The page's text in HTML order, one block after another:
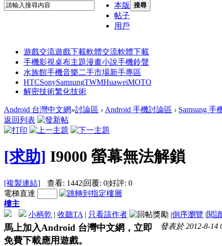
本版
帖子
用戶
搜尋
遊戲交流遊戲下載軟體交流軟體下載
手機影視桌布主題漫畫小說手機鈴聲
水族館手機音樂二手市場新手專區
HTCSonySamsungTWMHuaweiMOTO
解密技術繁化技術
Android 台灣中文網»討論區 › Android 手機討論區 › Samsung 手
返回列表
[求助] I9000 螢幕無法解鎖
[複製連結] 查看: 1442|回覆: 0|好評: 0
電梯直達
樓主
小柄乾 | 收聽TA | 只看該作者 |倒序瀏覽 |閱
發表於 2012-8-14
馬上加入Android 台灣中文網，立即
免費下載應用遊戲。